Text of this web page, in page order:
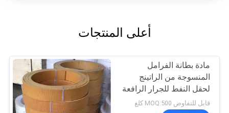
أعلى المنتجات
مادة بطانة الفرامل
المنسوجة من الراتينج
لحقل النفط للجرار الرافعة
للرافعة البحرية
قابل للتفاوض MOQ:500 كلغ